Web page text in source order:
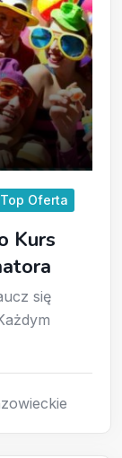
Kurs
Top Oferta
się